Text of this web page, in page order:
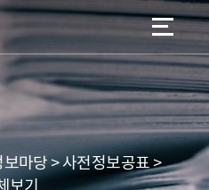
로가기
로가기
마당 > 사전정보공표 >